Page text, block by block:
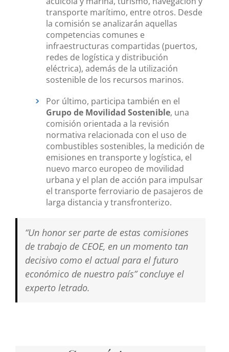
transporte marítimo, entre otros. Desde
la comisión se analizarán aquellas
competencias comunes e
infraestructuras compartidas (puertos,
redes de logística y distribución
eléctrica), además de la utilización
sostenible de los recursos marinos.
Por último, participa también en el
Grupo de Movilidad Sostenible, una
comisión orientada a la revisión
normativa relacionada con el uso de
combustibles sostenibles, la medición de
emisiones en transporte y logística, el
nuevo marco europeo de movilidad
urbana y el plan de acción para impulsar
el transporte ferroviario de pasajeros de
larga distancia y transfronterizo.
“Un honor ser parte de estas comisiones
de trabajo de CEOE, en un momento tan
decisivo como el actual para el futuro
económico de nuestro país” concluye el
experto letrado.